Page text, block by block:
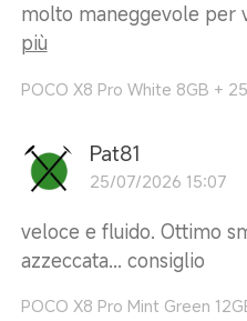
molto maneggevole per
più
POCO X8 Pro White 8GB +
Pat81
25/07/2026 15:07
veloce e fluido. Ottimo
azzeccata... consiglio
POCO X8 Pro Mint Green